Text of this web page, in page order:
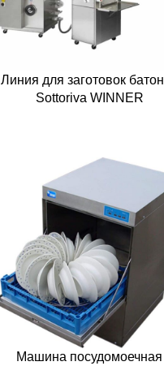
Линия для заготовок
Sottoriva WINNER
Машина посудомоечная